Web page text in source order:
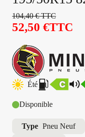
104,40€TTC
52,50 €TTC
Été
Disponible
Type Pneu Neuf